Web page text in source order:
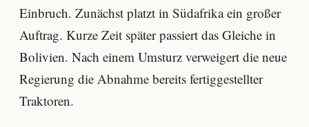
Einbruch. Zunächst platzt in Südafrika ein großer
Auftrag. Kurze Zeit später passiert das Gleiche in
Bolivien. Nach einem Umsturz verweigert die neue
Regierung die Abnahme bereits fertiggestellter
Traktoren.